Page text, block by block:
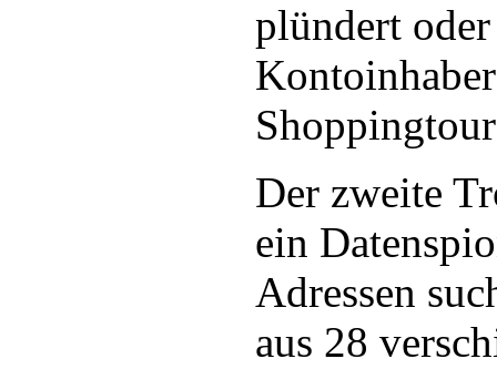
plündert
Der zweite
ein
Adressen
aus 28